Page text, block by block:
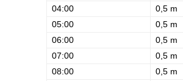
04:00
0,5 m
05:00
0,5 m
06:00
0,5 m
07:00
0,5 m
08:00
0,5 m